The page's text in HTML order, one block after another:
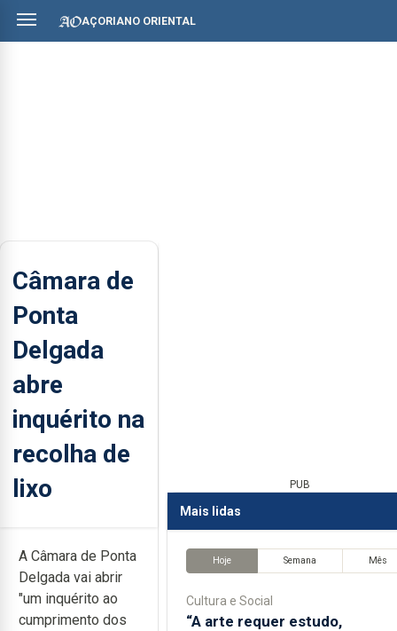
AÇORIANO ORIENTAL
Câmara de
Ponta
Delgada
abre
inquérito na
recolha de
lixo
A Câmara de Ponta
Delgada vai abrir
"um inquérito ao
cumprimento dos
PUB
Mais lidas
Hoje Semana Mês
Cultura e Social
“A arte requer estudo,